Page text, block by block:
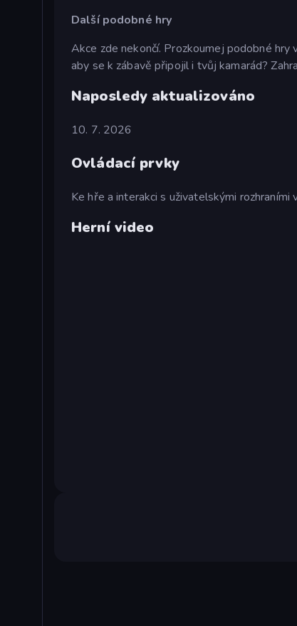
Další podobné hry
Akce zde nekončí. Prozkoumej podobné hry
aby se k zábavě připojil i tvůj kamarád?
Naposledy aktualizováno
10. 7. 2026
Ovládací prvky
Ke hře a interakci s uživatelskými
Herní video